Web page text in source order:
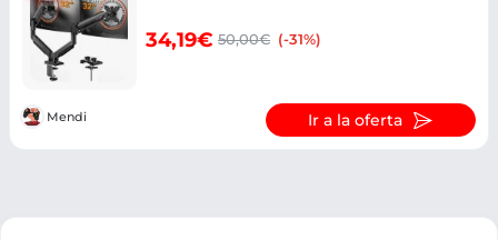
34,19€ 50,00€ (-31%)
Mendi Ir a la oferta